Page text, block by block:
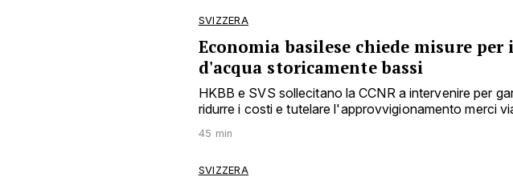
SVIZZERA
Economia basilese chiede misure
d'acqua storicamente bassi
HKBB e SVS sollecitano la CCNR a intervenire per
ridurre i costi e tutelare l'approvvigionamento merci
45 min
SVIZZERA